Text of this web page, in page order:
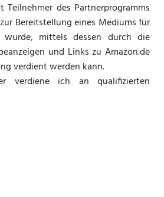
Teilnehmer des Partnerprogramms
Bereitstellung eines Mediums für
wurde, mittels dessen durch die
und Links zu Amazon.de
verdient werden kann.
verdiene ich an qualifizierten